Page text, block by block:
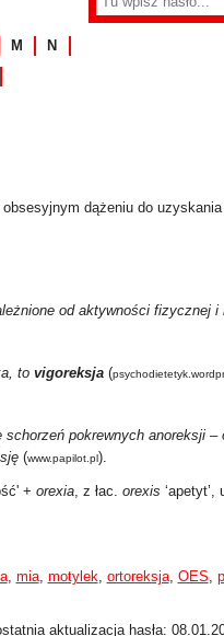
M
N
dążeniu do
od aktywności fizycznej i
to vigoreksja(
pokrewnych anoreksji –
(www.papilot.pl).
+ orexia, z łac. orexis ‘apetyt’,
, mia, motylek, ortoreksja, OES,
aktualizacja hasła: